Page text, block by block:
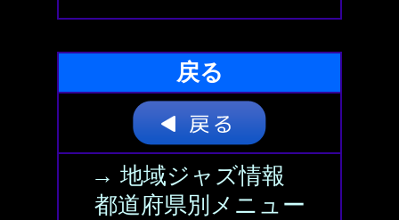
戻る
→ 地域ジャズ情報
都道府県別メニュー